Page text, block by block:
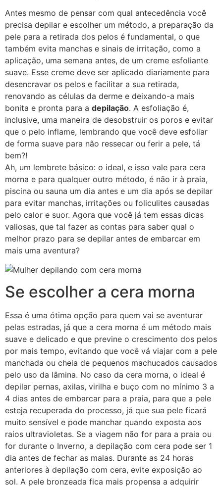
Antes mesmo de pensar com qual antecedência você
precisa depilar e escolher um método, a preparação da
pele para a retirada dos pelos é fundamental, o que
também evita manchas e sinais de irritação, como a
aplicação, uma semana antes, de um creme esfoliante
suave. Esse creme deve ser aplicado diariamente para
desencravar os pelos e facilitar a sua retirada,
renovando as células da derme e deixando-a mais
bonita e pronta para a depilação. A esfoliação é,
inclusive, uma maneira de desobstruir os poros e evitar
que o pelo inflame, lembrando que você deve esfoliar
de forma suave para não ressecar ou ferir a pele, tá
bem?!
Ah, um lembrete básico: o ideal, e isso vale para cera
morna e para qualquer outro método, é não ir à praia,
piscina ou sauna um dia antes e um dia após se depilar
para evitar manchas, irritações ou foliculites causadas
pelo calor e suor. Agora que você já tem essas dicas
valiosas, que tal fazer as contas para saber qual o
melhor prazo para se depilar antes de embarcar em
mais uma aventura?
Se escolher a cera morna
Essa é uma ótima opção para quem vai se aventurar
pelas estradas, já que a cera morna é um método mais
suave e delicado e que previne o crescimento dos pelos
por mais tempo, evitando que você vá viajar com a pele
manchada ou cheia de pequenos machucados causados
pelo uso da lâmina. No caso da cera morna, o ideal é
depilar pernas, axilas, virilha e buço com no mínimo 3 a
4 dias antes de embarcar para a praia, para que a pele
esteja recuperada do processo, já que sua pele ficará
muito sensível e pode manchar quando exposta aos
raios ultravioletas. Se a viagem não for para a praia ou
for durante o Inverno, a depilação com cera pode ser 1
dia antes de fechar as malas. Durante as 24 horas
anteriores à depilação com cera, evite exposição ao
sol. A pele bronzeada fica mais propensa a adquirir